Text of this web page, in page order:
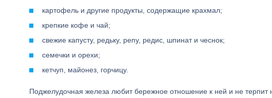
картофель и другие продукты, содержащие крахмал;
крепкие кофе и чай;
свежие капусту, редьку, репу, редис, шпинат и чеснок;
семечки и орехи;
кетчуп, майонез, горчицу.
Поджелудочная железа любит бережное отношение к ней и не терпит